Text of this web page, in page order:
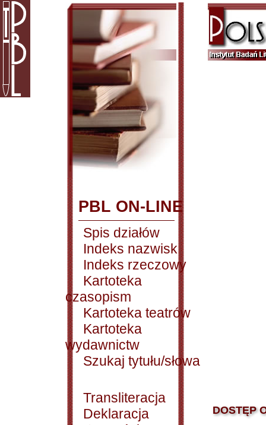
PBL ON-LINE
Spis działów
Indeks nazwisk
Indeks rzeczowy
Kartoteka
czasopism
Kartoteka teatrów
Kartoteka
wydawnictw
Szukaj tytułu/słowa
Transliteracja
Deklaracja
DOSTĘP